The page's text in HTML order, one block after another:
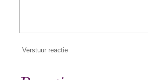
Verstuur reactie